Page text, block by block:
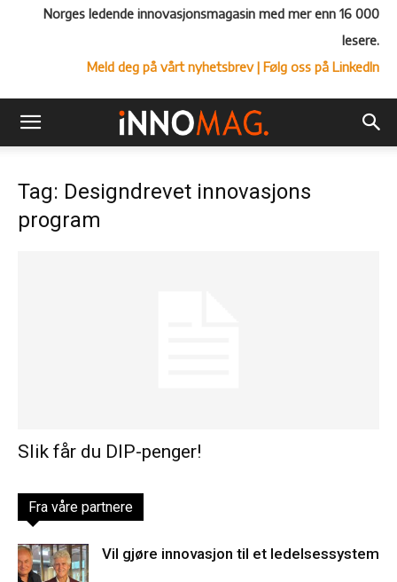
Norges ledende innovasjonsmagasin med mer enn 16 000
lesere.
Meld deg på vårt nyhetsbrev| Følg oss på LinkedIn
Tag: Designdrevet innovasjons
program
Slik får du DIP-penger!
Fra våre partnere
Vil gjøre innovasjon til et ledelsessystem